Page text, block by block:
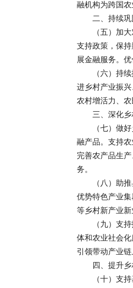
融机构为跨国农
二、持续
（五）加
支持政策，保
展金融服务。
（六）持
进乡村产业振
农村增活力、农
三、深化
（七）做
融产品。支持
完善农产品生
务。
（八）助
优势特色产业
等乡村新产业
（九）支
体和农业社会
引领带动产业
四、提升
（十）支